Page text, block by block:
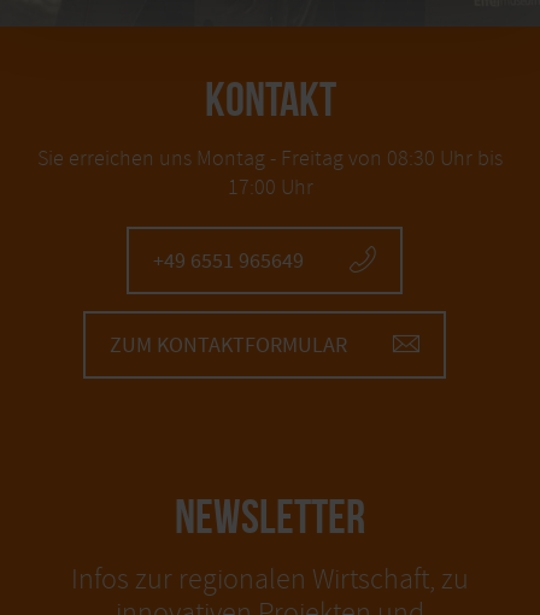
KONTAKT
Sie erreichen uns Montag - Freitag von 08:30 Uhr bis
17:00 Uhr
+49 6551 965649
ZUM KONTAKTFORMULAR
NEWSLETTER
Infos zur regionalen Wirtschaft, zu